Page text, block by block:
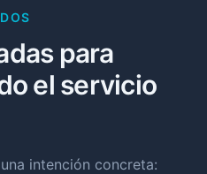
para
el servicio
intención concreta: